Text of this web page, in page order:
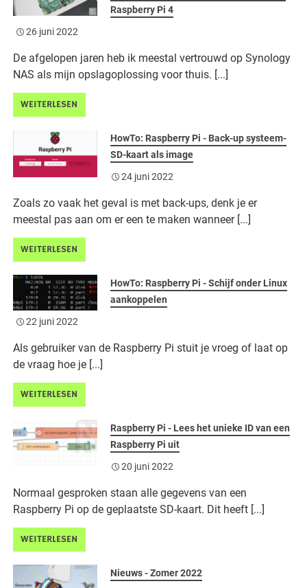
Raspberry Pi 4
26 juni 2022
De afgelopen jaren heb ik meestal vertrouwd op Synology
NAS als mijn opslagoplossing voor thuis. [...]
WEITERLESEN
HowTo: Raspberry Pi - Back-up systeem-
SD-kaart als image
24 juni 2022
Zoals zo vaak het geval is met back-ups, denk je er
meestal pas aan om er een te maken wanneer [...]
WEITERLESEN
HowTo: Raspberry Pi - Schijf onder Linux
aankoppelen
22 juni 2022
Als gebruiker van de Raspberry Pi stuit je vroeg of laat op
de vraag hoe je [...]
WEITERLESEN
Raspberry Pi - Lees het unieke ID van een
Raspberry Pi uit
20 juni 2022
Normaal gesproken staan alle gegevens van een
Raspberry Pi op de geplaatste SD-kaart. Dit heeft [...]
WEITERLESEN
Nieuws - Zomer 2022